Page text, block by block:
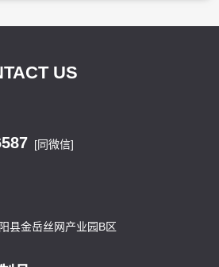
US
[同微信]
县金岳丝网产业园B区